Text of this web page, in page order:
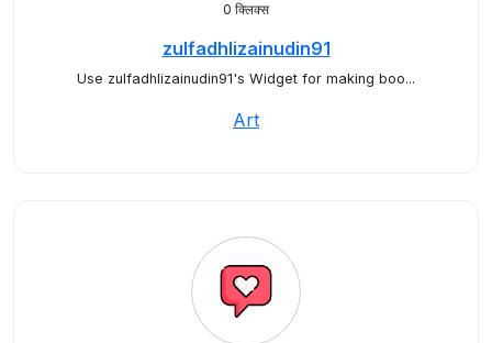
0 क्लिक्स
zulfadhlizainudin91
Use zulfadhlizainudin91's Widget for making boo...
Art